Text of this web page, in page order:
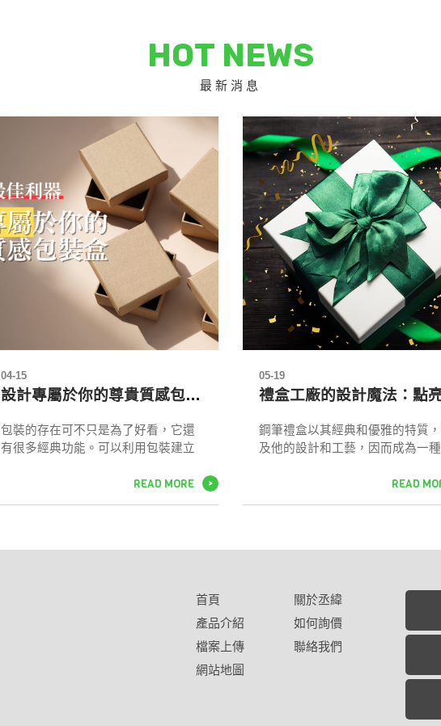
HOT NEWS
最新消息
04-15
設計專屬於你的尊貴質感包裝盒
包裝的存在可不只是為了好看，它還
有很多經典功能。可以利用包裝建立
點，包裝盒設計，可以既精緻又實
READ MORE >
05-19
鋼筆禮盒以其經典和優雅的特質
及他的設計和工藝，因而成為一
性和品味，並能在特殊的場合為
禮盒的品質和特殊性。一份珍貴
物，傳遞著我們對受贈者的尊重和
福，在下一次你尋找一份優雅而精
的禮物時，不妨考慮鋼筆禮盒，讓
帶給人們無盡的喜悅和感動。
READ
首頁
關於丞緯
產品介紹
如何詢價
檔案上傳
聯絡我們
網站地圖